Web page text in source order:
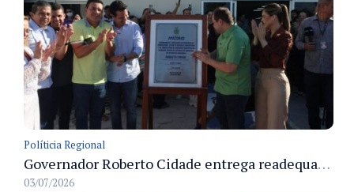
Políticia Regional
Governador Roberto Cidade entrega readequação do ambulatório da FCecon e amplia capacidade de atendimento oncológico em Manaus
03/07/2026